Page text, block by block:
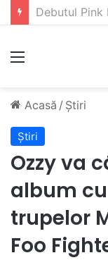
Meniu
Acasă / Știri
Știri
Ozzy va
album
trupelor
Foo